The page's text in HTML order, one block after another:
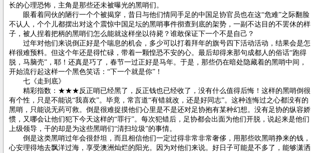
长的心理恐怖，主角是那些还未被曝光的黑哨们。
眼看着同伙的陋行一个个被揭穿，昔日与他们情同手足的中国足协官员也在这“危难”之际翻脸
不认人，个个儿都摆出对这个震惊中国足坛的黑哨事件彻查到底的架势，一副不达目的不罢休的样
子，被人捏着把柄的黑哨们怎么能就这样坐以待毙？谁敢保证下一个不是自己？
过年对他们来说倒正好是个喘息的机会，多少可以打着拜年的旗号四下活动活动，结果会是怎
样很难预料。但这个年还是得忙碌，带着一颗惶恐不安的心。最后却得来那句成都人的俗话“跑得
脱，马脑壳”，耶！还真是巧了，春节一过正好是马年。于是，那些仍在暗处隐藏着的黑哨中间，
开始流行起这样一个黑色笑话：“下一个就是你”！
七《走到底》
精彩指数：★★★反正哨已经黑了，反正钱也已经收了，没有什么值得后悔！这样的黑哨倒很
有个性，只是不能说“我喜欢”。毕竟，常言道“有错就改，还是好同志”。这种连悔过之心都没有的
黑哨，只能说无药可救。倒是很难捉摸他们心里是不是还对足协抱有某种幻想。没有足协的纵容娇
惯，又哪会让他们犯下今天这样的“罪行”。每次犯错后，足协都会出面为他们开脱，说起来是他们
上级领导，干的却是为这些黑哨们“清扫垃圾”的事情。
倒是这类黑哨过年会很舒坦，而且相信他们一定过得非常非常奢侈，用那些吹黑哨挣来的钱，
心安理得地去飘洋过海，享受澳洲灿烂的阳光。因为对他们来说。好日子可能是不多了，能够潇洒